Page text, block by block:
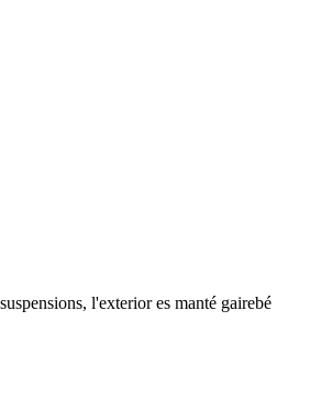
l'exterior es manté gairebé